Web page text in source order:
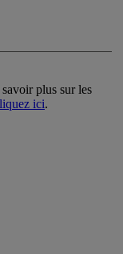
plus sur les
ici.